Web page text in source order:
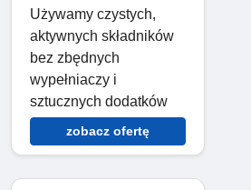
Używamy czystych,
aktywnych składników
bez zbędnych
wypełniaczy i
sztucznych dodatków
zobacz ofertę